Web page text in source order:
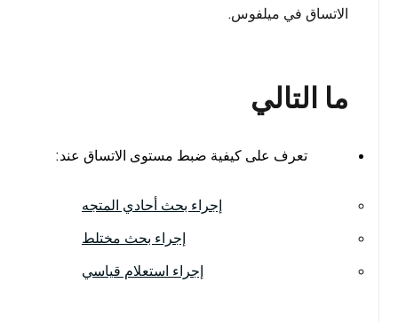
الاتساق في ميلفوس.
ما التالي
تعرف على كيفية ضبط مستوى الاتساق عند:
إجراء بحث أحادي المتجه
إجراء بحث مختلط
إجراء استعلام قياسي